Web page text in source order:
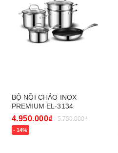
BỘ NỒI CHẢO INOX
PREMIUM EL-3134
4.950.000₫ 5.750.000₫
- 14%